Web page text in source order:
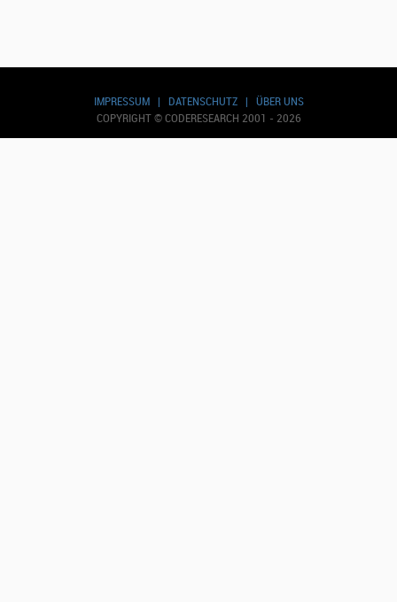
IMPRESSUM| DATENSCHUTZ| ÜBER UNS
COPYRIGHT © CODERESEARCH 2001 - 2026